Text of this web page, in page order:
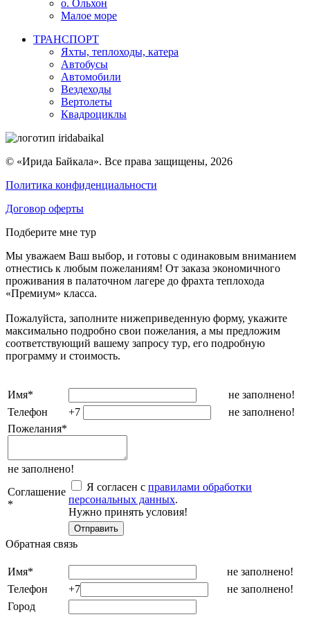
о. Ольхон
Малое море
ТРАНСПОРТ
Яхты, теплоходы, катера
Автобусы
Автомобили
Вездеходы
Вертолеты
Квадроциклы
© «Ирида Байкала». Все права защищены, 2026
Политика конфиденциальности
Договор оферты
Подберите мне тур
Мы уважаем Ваш выбор, и готовы с одинаковым вниманием
отнестись к любым пожеланиям! От заказа экономичного
проживания в палаточном лагере до фрахта теплохода
«Премиум» класса.
Пожалуйста, заполните нижеприведенную форму, укажите
максимально подробно свои пожелания, а мы предложим
соответствующий вашему запросу тур, его подробную
программу и стоимость.
Имя*
не заполнено!
Телефон
+7
не заполнено!
Пожелания*
не заполнено!
Соглашение
*
Я согласен с правилами обработки
персональных данных.
Нужно принять условия!
Обратная связь
Имя*
не заполнено!
Телефон
+7
не заполнено!
Город